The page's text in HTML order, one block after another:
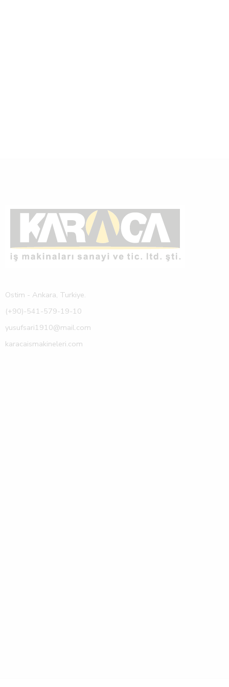
Ostim - Ankara, Turkiye.
(+90)-541-579-19-10
yusufsari1910@mail.com
karacaismakineleri.com